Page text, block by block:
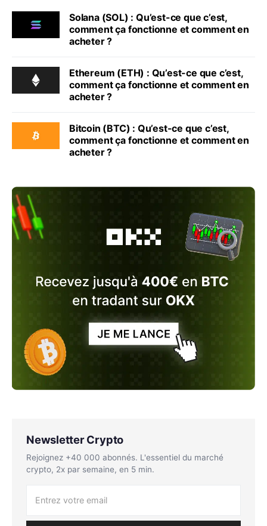
Solana (SOL) : Qu’est-ce que c’est,
comment ça fonctionne et comment en
acheter ?
Ethereum (ETH) : Qu’est-ce que c’est,
comment ça fonctionne et comment en
acheter ?
Bitcoin (BTC) : Qu’est-ce que c’est,
comment ça fonctionne et comment en
acheter ?
Newsletter Crypto
Rejoignez +40 000 abonnés. L'essentiel du marché
crypto, 2x par semaine, en 5 min.